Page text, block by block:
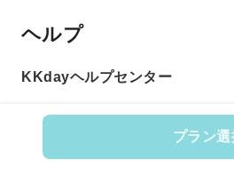
プラン選
ランドマーク81は、高さ390mを誇
超高層ビルです。その先進的なデザ
して、街の壮大なパノラマビューを
ミンの発展を象徴しています。
5. ランドマーク81スカイビュー
チミン市のどのような景色を一
よくあるご質問
1. ランドマーク81スカイビ
ランドマーク81スカイビュー展
開館し、夜遅くまで営業してい
終受付時間も設定されています
ヘルプ
KKdayヘルプセンター
商品番号: